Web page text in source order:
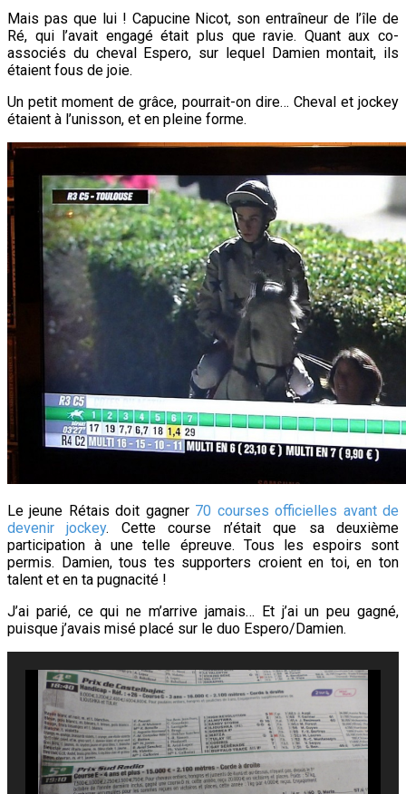
Mais pas que lui ! Capucine Nicot, son entraîneur de l’île de
Ré, qui l’avait engagé était plus que ravie. Quant aux co-
associés du cheval Espero, sur lequel Damien montait, ils
étaient fous de joie.
Un petit moment de grâce, pourrait-on dire… Cheval et jockey
étaient à l’unisson, et en pleine forme.
Le jeune Rétais doit gagner 70 courses officielles avant de
devenir jockey. Cette course n’était que sa deuxième
participation à une telle épreuve. Tous les espoirs sont
permis. Damien, tous tes supporters croient en toi, en ton
talent et en ta pugnacité !
J’ai parié, ce qui ne m’arrive jamais… Et j’ai un peu gagné,
puisque j’avais misé placé sur le duo Espero/Damien.